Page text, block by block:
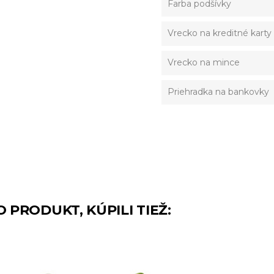
Farba podšívky
Vrecko na kreditné karty
Vrecko na mince
Priehradka na bankovky
PRODUKT, KÚPILI TIEŽ: